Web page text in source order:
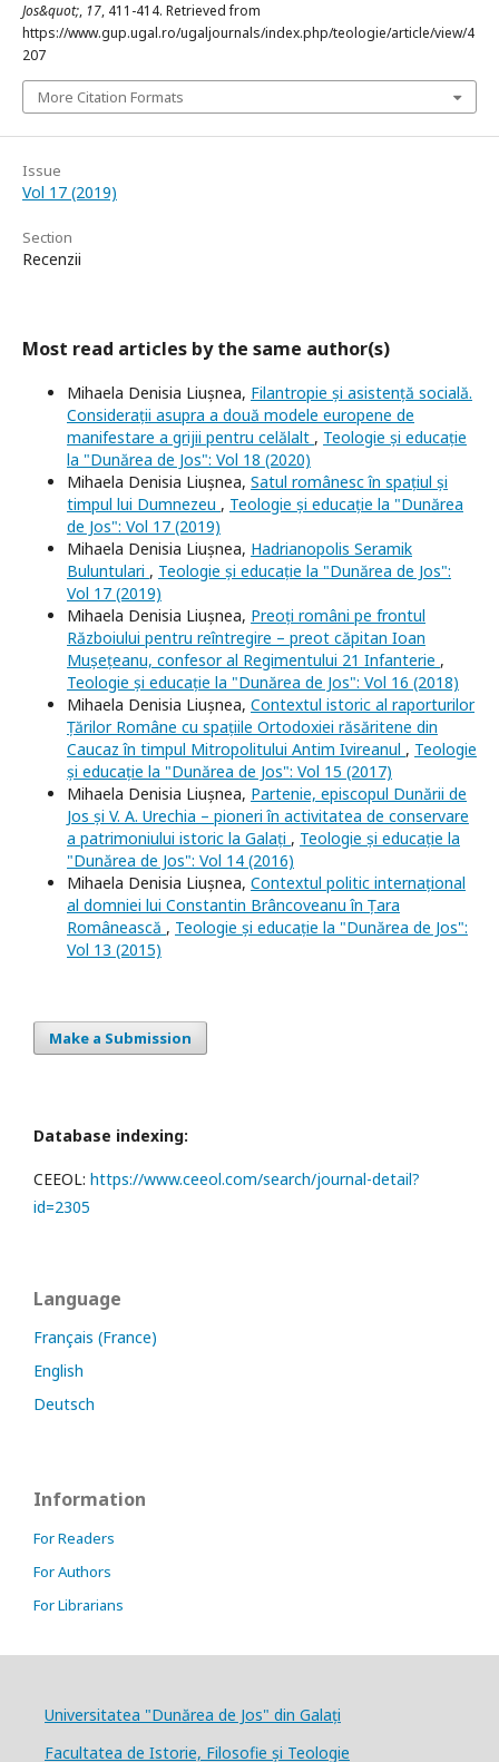
Jos&quot;, 17, 411-414. Retrieved from
https://www.gup.ugal.ro/ugaljournals/index.php/teologie/article/view/4
207
More Citation Formats
Issue
Vol 17 (2019)
Section
Recenzii
Most read articles by the same author(s)
Mihaela Denisia Liușnea, Filantropie și asistență socială.
Considerații asupra a două modele europene de
manifestare a grijii pentru celălalt , Teologie și educație
la "Dunărea de Jos": Vol 18 (2020)
Mihaela Denisia Liușnea, Satul românesc în spațiul și
timpul lui Dumnezeu , Teologie și educație la "Dunărea
de Jos": Vol 17 (2019)
Mihaela Denisia Liușnea, Hadrianopolis Seramik
Buluntulari , Teologie și educație la "Dunărea de Jos":
Vol 17 (2019)
Mihaela Denisia Liușnea, Preoți români pe frontul
Războiului pentru reîntregire – preot căpitan Ioan
Mușețeanu, confesor al Regimentului 21 Infanterie ,
Teologie și educație la "Dunărea de Jos": Vol 16 (2018)
Mihaela Denisia Liușnea, Contextul istoric al raporturilor
Țărilor Române cu spațiile Ortodoxiei răsăritene din
Caucaz în timpul Mitropolitului Antim Ivireanul , Teologie
și educație la "Dunărea de Jos": Vol 15 (2017)
Mihaela Denisia Liușnea, Partenie, episcopul Dunării de
Jos și V. A. Urechia – pioneri în activitatea de conservare
a patrimoniului istoric la Galați , Teologie și educație la
"Dunărea de Jos": Vol 14 (2016)
Mihaela Denisia Liușnea, Contextul politic internațional
al domniei lui Constantin Brâncoveanu în Țara
Românească , Teologie și educație la "Dunărea de Jos":
Vol 13 (2015)
Make a Submission
Database indexing:
CEEOL: https://www.ceeol.com/search/journal-detail?
id=2305
Language
Français (France)
English
Deutsch
Information
For Readers
For Authors
For Librarians
Universitatea "Dunărea de Jos" din Galați
Facultatea de Istorie, Filosofie și Teologie